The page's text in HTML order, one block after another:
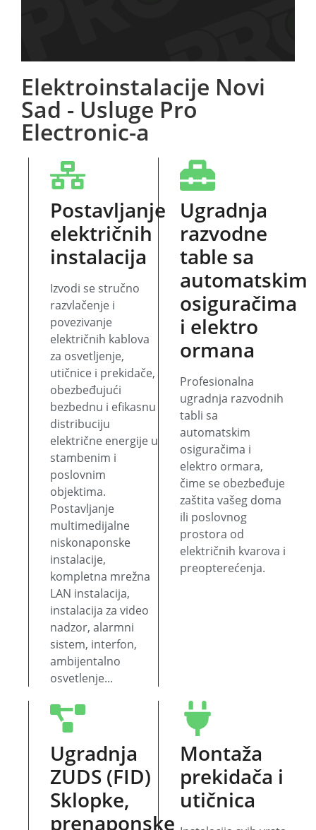
Elektroinstalacije Novi
Sad - Usluge Pro
Electronic-a
Postavljanje
električnih
instalacija
Izvodi se stručno
razvlačenje i
povezivanje
električnih kablova
za osvetljenje,
utičnice i prekidače,
obezbeđujući
bezbednu i efikasnu
distribuciju
električne energije u
stambenim i
poslovnim
objektima.
Postavljanje
multimedijalne
niskonaponske
instalacije,
kompletna mrežna
LAN instalacija,
instalacija za video
nadzor, alarmni
sistem, interfon,
ambijentalno
osvetlenje...
Ugradnja
razvodne
table sa
automatskim
osiguračima
i elektro
ormana
Profesionalna
ugradnja razvodnih
tabli sa
automatskim
osiguračima i
elektro ormara,
čime se obezbeđuje
zaštita vašeg doma
ili poslovnog
prostora od
električnih kvarova i
preopterećenja.
Ugradnja
ZUDS (FID)
Sklopke,
prenaponske
Montaža
prekidača i
utičnica